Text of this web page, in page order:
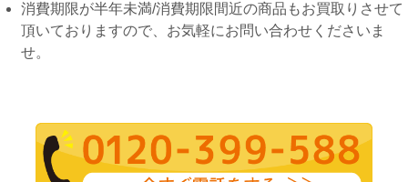
消費期限が半年未満/消費期限間近の商品もお買取りさせて
頂いておりますので、お気軽にお問い合わせくださいま
せ。